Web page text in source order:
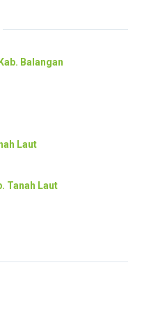
Balangan
Laut
Tanah Laut